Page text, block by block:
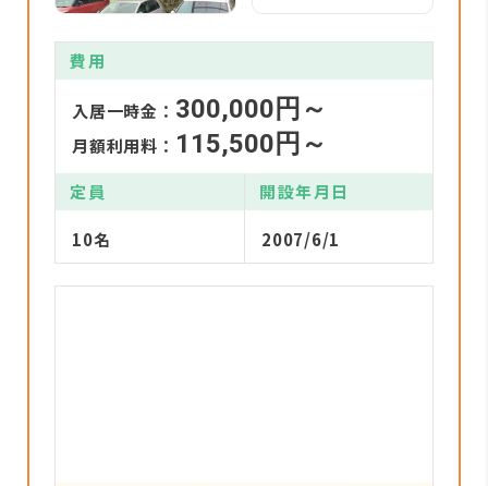
費用
入居一時金： 300,000円～
月額利用料： 115,500円～
定員 開設年月日
10名 2007/6/1